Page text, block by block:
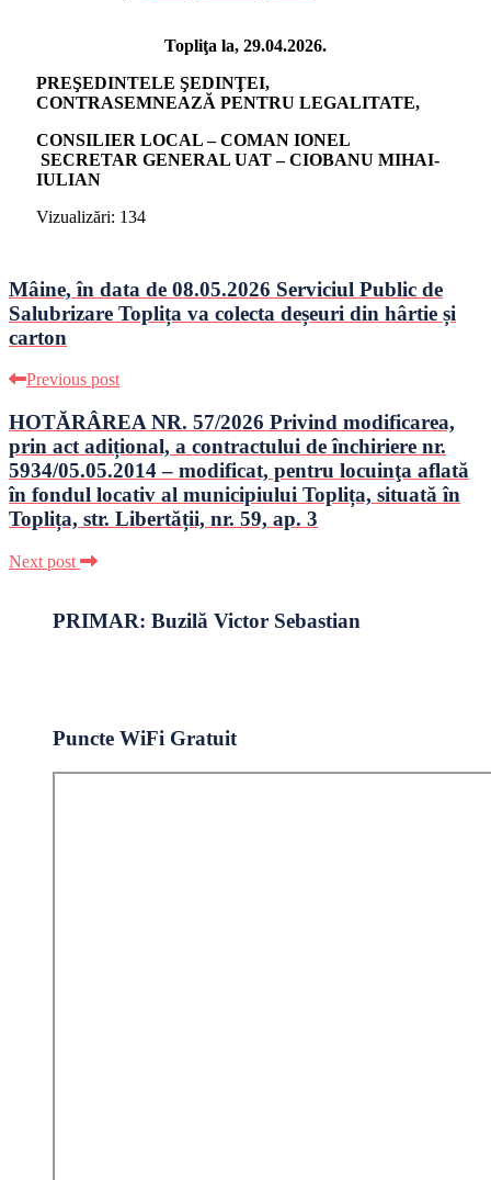
Topliţa la, 29.04.2026.
PREŞEDINTELE ŞEDINŢEI,
CONTRASEMNEAZĂ PENTRU LEGALITATE,
CONSILIER LOCAL – COMAN IONEL
SECRETAR GENERAL UAT – CIOBANU MIHAI-
IULIAN
Vizualizări: 134
Mâine, în data de 08.05.2026 Serviciul Public de
Salubrizare Toplița va colecta deșeuri din hârtie și
carton
Previous post
HOTĂRÂREA NR. 57/2026 Privind modificarea,
prin act adițional, a contractului de închiriere nr.
5934/05.05.2014 – modificat, pentru locuinţa aflată
în fondul locativ al municipiului Toplița, situată în
Toplița, str. Libertății, nr. 59, ap. 3
Next post
PRIMAR: Buzilă Victor Sebastian
Puncte WiFi Gratuit